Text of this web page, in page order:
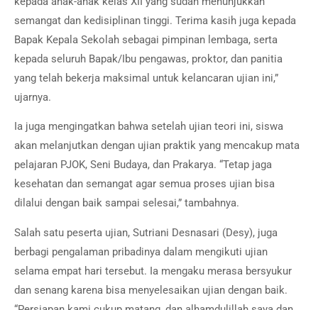
semangat dan kedisiplinan tinggi. Terima kasih juga kepada
Bapak Kepala Sekolah sebagai pimpinan lembaga, serta
kepada seluruh Bapak/Ibu pengawas, proktor, dan panitia
yang telah bekerja maksimal untuk kelancaran ujian ini,”
ujarnya.
Ia juga mengingatkan bahwa setelah ujian teori ini, siswa
akan melanjutkan dengan ujian praktik yang mencakup mata
pelajaran PJOK, Seni Budaya, dan Prakarya. “Tetap jaga
kesehatan dan semangat agar semua proses ujian bisa
dilalui dengan baik sampai selesai,” tambahnya.
Salah satu peserta ujian, Sutriani Desnasari (Desy), juga
berbagi pengalaman pribadinya dalam mengikuti ujian
selama empat hari tersebut. Ia mengaku merasa bersyukur
dan senang karena bisa menyelesaikan ujian dengan baik.